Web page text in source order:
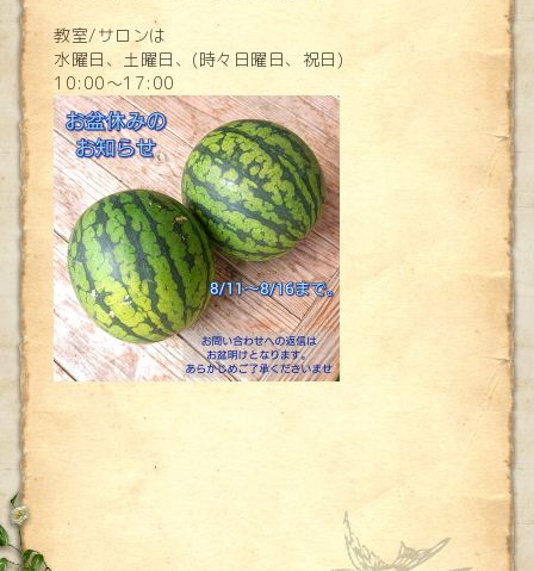
教室/サロンは
水曜日、土曜日、(時々日曜日、祝日)
10:00～17:00